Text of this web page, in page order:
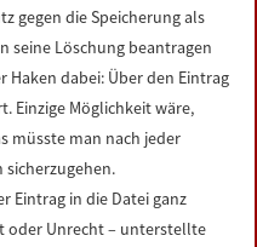
gegen die Speicherung als
seine Löschung beantragen
Haken dabei: Über den Eintrag
Einzige Möglichkeit wäre,
müsste man nach jeder
Eintrag in die Datei ganz
oder Unrecht – unterstellte